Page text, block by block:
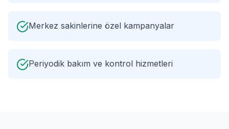
Merkez sakinlerine özel kampanyalar
Periyodik bakım ve kontrol hizmetleri